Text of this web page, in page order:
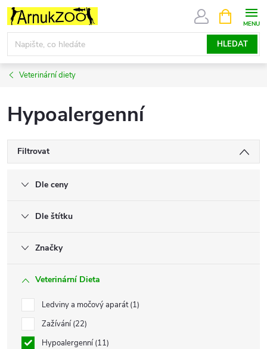
Přejít
obsah
HLEDAT
NÁKUPNÍ
KOŠÍK
Veterinární diety
Hypoalergenní
Filtrovat
Dle ceny
Dle štítku
Značky
Veterinární Dieta
Ledviny a močový aparát 1
Zažívání 22
Hypoalergenní 11